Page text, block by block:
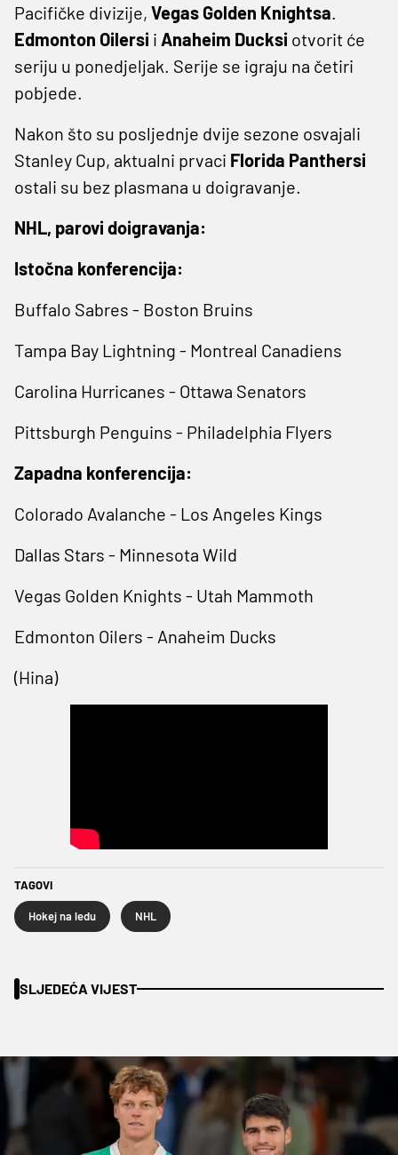
Pacifičke divizije, Vegas Golden Knightsa.
Edmonton Oilersi i Anaheim Ducksi otvorit će
seriju u ponedjeljak. Serije se igraju na četiri
pobjede.
Nakon što su posljednje dvije sezone osvajali
Stanley Cup, aktualni prvaci Florida Panthersi
ostali su bez plasmana u doigravanje.
NHL, parovi doigravanja:
Istočna konferencija:
Buffalo Sabres - Boston Bruins
Tampa Bay Lightning - Montreal Canadiens
Carolina Hurricanes - Ottawa Senators
Pittsburgh Penguins - Philadelphia Flyers
Zapadna konferencija:
Colorado Avalanche - Los Angeles Kings
Dallas Stars - Minnesota Wild
Vegas Golden Knights - Utah Mammoth
Edmonton Oilers - Anaheim Ducks
(Hina)
TAGOVI
Hokej na ledu NHL
SLJEDEĆA VIJEST